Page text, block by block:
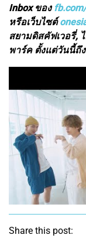
Inbox ของ
หรือเว็บไซต์
สยามดิสคัฟเวอรี่,
พาร์ค ตั้งแต่วันนี้ถึ
Share this post: